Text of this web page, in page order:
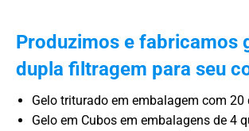
Produzimos e fabricamos
dupla filtragem para seu
Gelo triturado em embalagem com 20
Gelo em Cubos em embalagens de 4